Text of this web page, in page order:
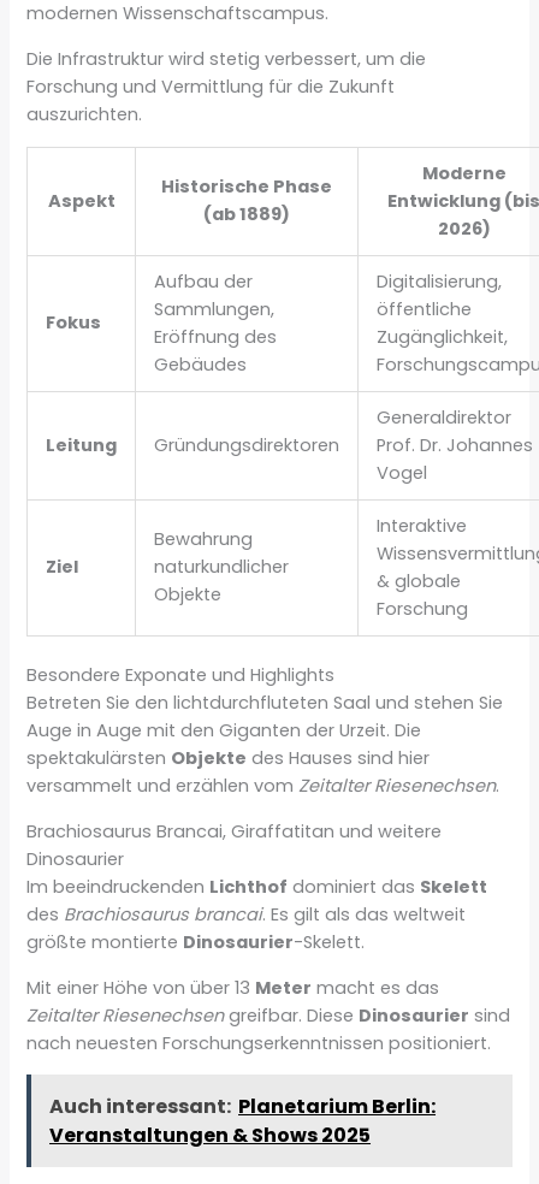
modernen Wissenschaftscampus.
Die Infrastruktur wird stetig verbessert, um die
Forschung und Vermittlung für die Zukunft
auszurichten.
Aspekt
Historische Phase
(ab 1889)
Moderne
Entwicklung
2026)
Fokus
Aufbau der
Sammlungen,
Eröffnung des
Gebäudes
Digitalisierung,
öffentliche
Zugänglichkeit,
Leitung Gründungsdirektoren
Generaldirektor
Prof. Dr. Johannes
Vogel
Ziel
Bewahrung
naturkundlicher
Objekte
Interaktive
& globale
Forschung
Besondere Exponate und Highlights
Betreten Sie den lichtdurchfluteten Saal und stehen Sie
Auge in Auge mit den Giganten der Urzeit. Die
spektakulärsten Objekte des Hauses sind hier
versammelt und erzählen vomZeitalter Riesenechsen.
Brachiosaurus Brancai, Giraffatitan und weitere
Dinosaurier
Im beeindruckenden Lichthof dominiert das Skelett
des Brachiosaurus brancai. Es gilt als das weltweit
größte montierte Dinosaurier-Skelett.
Mit einer Höhe von über 13 Meter macht es das
Zeitalter Riesenechsengreifbar. Diese Dinosaurier sind
nach neuesten Forschungserkenntnissen positioniert.
Auch interessant: Planetarium Berlin:
Veranstaltungen & Shows 2025